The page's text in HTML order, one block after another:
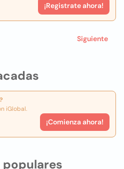
iGlobal.
¡Comienza ahora!
¡Registrate ahora!
Siguiente
populares